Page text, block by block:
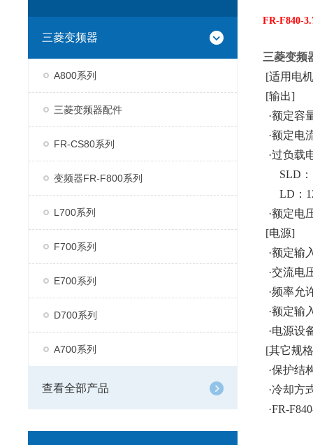
三菱变频器
A800系列
三菱变频器配件
FR-CS80系列
变频器FR-F800系列
L700系列
F700系列
E700系列
D700系列
A700系列
查看全部产品
FR-F840-
三菱变频
[适用电
[输出]
·额定容
·额定电
·过负载
SLD：
LD：
·额定电
[电源]
·额定输
·交流电
·频率允
·额定输
·电源设
[其它规
·保护结
·冷却方
·FR-